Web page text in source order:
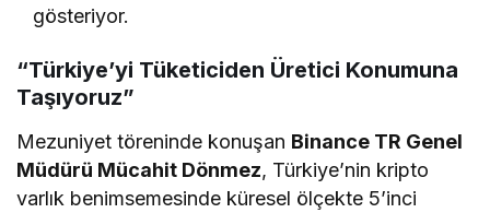
gösteriyor.
“Türkiye’yi Tüketiciden Üretici Konumuna
Taşıyoruz”
Mezuniyet töreninde konuşan Binance TR Genel
Müdürü Mücahit Dönmez, Türkiye’nin kripto
varlık benimsemesinde küresel ölçekte 5’inci